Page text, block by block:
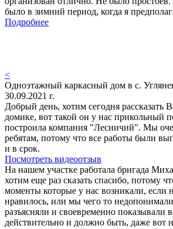
было в зимний период, когда я
Подробнее
<
Одноэтажный каркасный дом в с.
30.09.2021 г.
Добрый день, хотим сегодня рассказать
домике, вот такой он у нас прикольный
построила компания "Лесничий". Мы
ребятам, потому что все работы были
и в срок.
Посмотреть видеоотзыв
На нашем участке работала бригада
хотим еще раз сказать спасибо, потому
моменты которые у нас возникали, если
нравилось, или мы чего то
разъясняли и своевременно показывали
действительно и должно быть, даже вот